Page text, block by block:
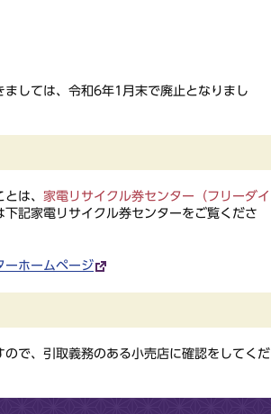
しては、令和6年1月末で廃止となりまし
は、 家電リサイクル券センター（フリーダイ
下記家電リサイクル券センターをご覧くださ
ホームページ
で、引取義務のある小売店に確認をしてくだ